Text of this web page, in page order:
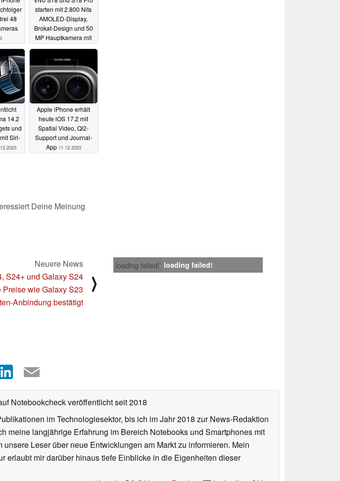
48
starten mit 2.800 Nits
AMOLED-Display,
Brokat-Design und 50
MP Hauptkamera mit
14.12.2023
14.2
und
Siri-
Apple iPhone erhält
heute iOS 17.2 mit
Spatial Video, Qi2-
Support und Journal-
App 11.12.2023
Deine Meinung
loading failed! loading failed!
Neuere News
S24+ und Galaxy S24
Preise wie Galaxy S23
Anbindung bestätigt
⟩
Notebookcheck veröffentlichtseit 2018
im Technologiesektor, bis ich im Jahr 2018 zur News-Redaktion
meine langjährige Erfahrung im Bereich Notebooks und Smartphones mit
Leser über neue Entwicklungen am Markt zu informieren. Mein
erlaubt mir darüber hinaus tiefe Einblicke in die Eigenheiten dieser